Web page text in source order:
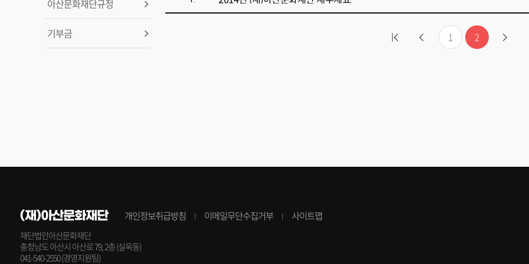
아산문화재단규정
기부금 1 2
(재)아산문화재단 개인정보취급방침 이메일무단수집거부 사이트맵
재단법인아산문화재단
충청남도 아산시 아산로 79, 2층 (실옥동)
041-540-2550 (경영지원팀)